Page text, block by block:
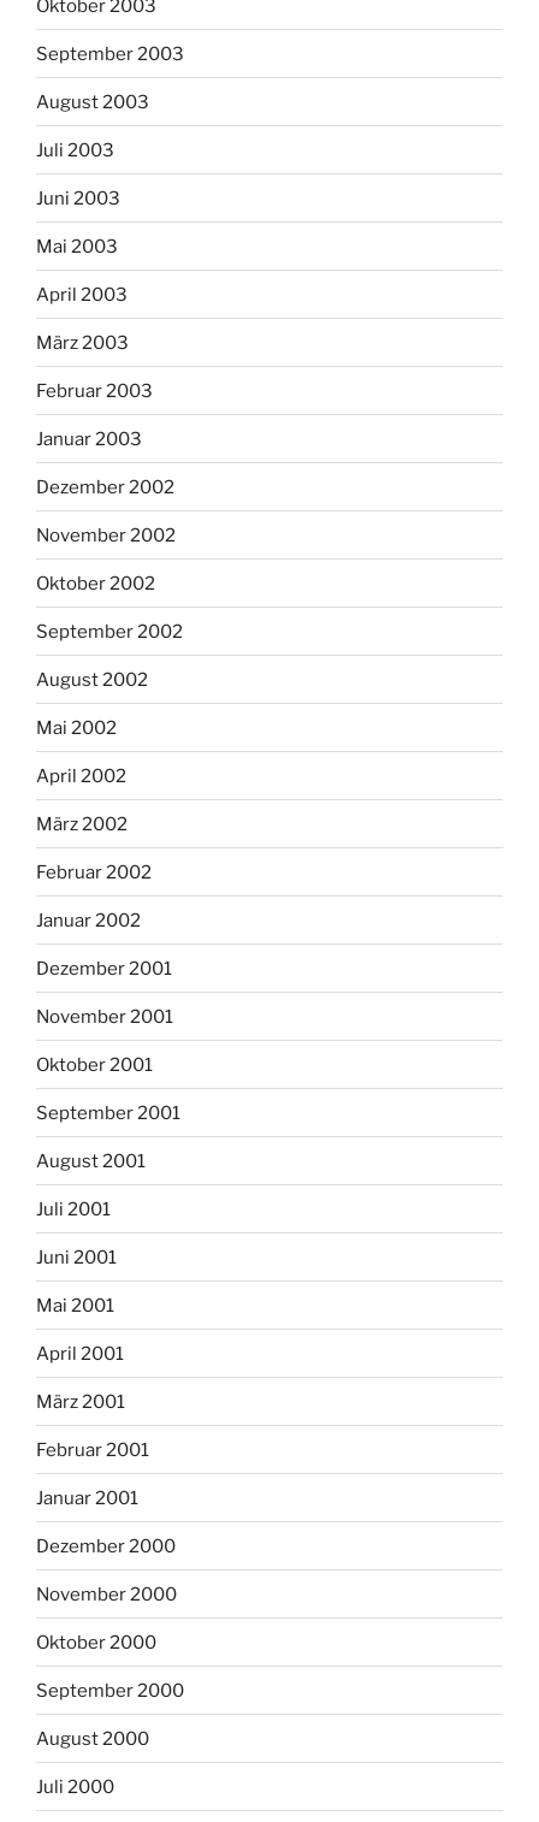
Oktober 2003
September 2003
August 2003
Juli 2003
Juni 2003
Mai 2003
April 2003
März 2003
Februar 2003
Januar 2003
Dezember 2002
November 2002
Oktober 2002
September 2002
August 2002
Mai 2002
April 2002
März 2002
Februar 2002
Januar 2002
Dezember 2001
November 2001
Oktober 2001
September 2001
August 2001
Juli 2001
Juni 2001
Mai 2001
April 2001
März 2001
Februar 2001
Januar 2001
Dezember 2000
November 2000
Oktober 2000
September 2000
August 2000
Juli 2000